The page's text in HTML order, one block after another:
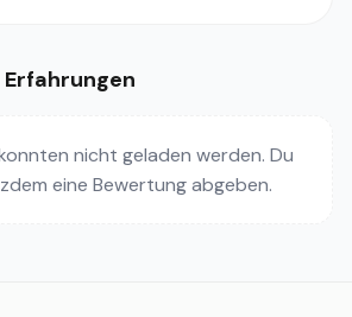
nicht geladen werden. Du
eine Bewertung abgeben.